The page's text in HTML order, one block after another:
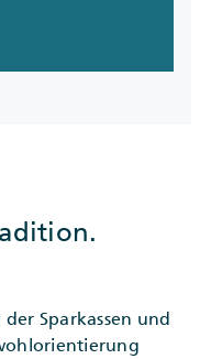
Sparkassen und